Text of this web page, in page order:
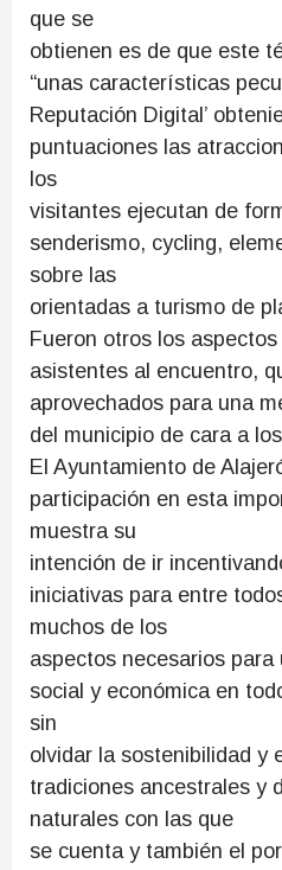
que se
obtienen es de que este
“unas características
Reputación Digital’
puntuaciones las
los
visitantes ejecutan de
senderismo, cycling,
sobre las
orientadas a turismo de
Fueron otros los
asistentes al encuentro,
aprovechados para una
del municipio de cara a
El Ayuntamiento de
participación en esta
muestra su
intención de ir
iniciativas para entre
muchos de los
aspectos necesarios
social y económica en
sin
olvidar la sostenibilidad y
tradiciones ancestrales y
naturales con las que
se cuenta y también el